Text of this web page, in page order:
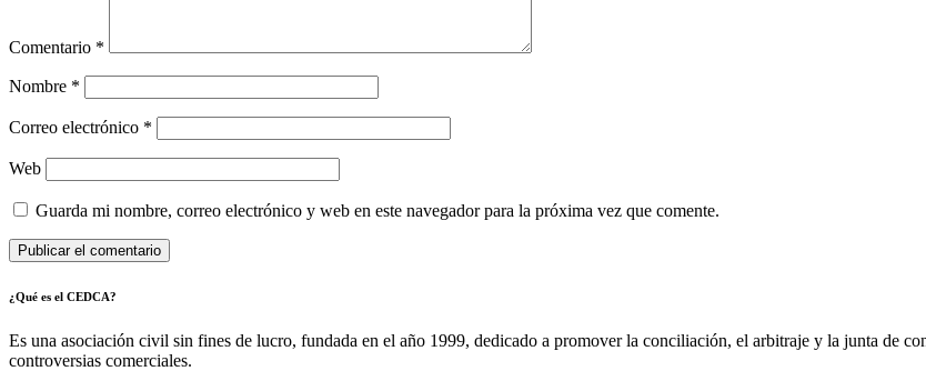
Comentario *
Nombre *
Correo electrónico *
Web
Guarda mi nombre, correo electrónico y web en este navegador para la próxima vez que comente.
¿Qué es el CEDCA?
Es una asociación civil sin fines de lucro, fundada en el año 1999, dedicado a promover la conciliación, el arbitraje y la junta de
controversias comerciales.